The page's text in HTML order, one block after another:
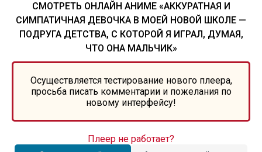
СМОТРЕТЬ ОНЛАЙН АНИМЕ «АККУРАТНАЯ И
СИМПАТИЧНАЯ ДЕВОЧКА В МОЕЙ НОВОЙ ШКОЛЕ —
ПОДРУГА ДЕТСТВА, С КОТОРОЙ Я ИГРАЛ, ДУМАЯ,
ЧТО ОНА МАЛЬЧИК»
Осуществляется тестирование нового плеера,
просьба писать комментарии и пожелания по
новому интерфейсу!
Плеер не работает?